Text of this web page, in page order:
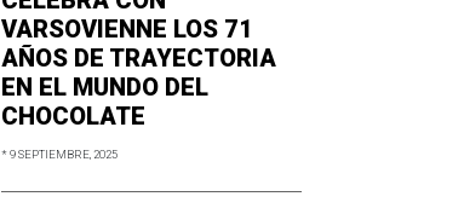
VARSOVIENNE LOS 71
AÑOS DE TRAYECTORIA
EN EL MUNDO DEL
CHOCOLATE
* 9 SEPTIEMBRE, 2025